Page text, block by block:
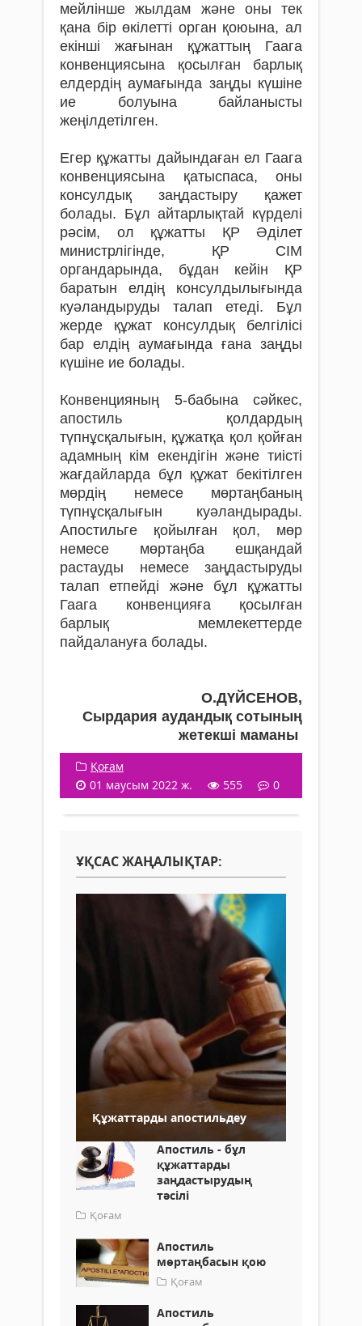
мейлінше жылдам және оны тек
қана бір өкілетті орган қоюына, ал
екінші жағынан құжаттың Гаага
конвенциясына қосылған барлық
елдердің аумағында заңды күшіне
ие болуына байланысты
жеңілдетілген.
Егер құжатты дайындаған ел Гаага
конвенциясына қатыспаса, оны
консулдық заңдастыру қажет
болады. Бұл айтарлықтай күрделі
рәсім, ол құжатты ҚР Әділет
министрлігінде, ҚР СІМ
органдарында, бұдан кейін ҚР
баратын елдің консулдылығында
куәландыруды талап етеді. Бұл
жерде құжат консулдық белгілісі
бар елдің аумағында ғана заңды
күшіне ие болады.
Конвенцияның 5-бабына сәйкес,
апостиль қолдардың
түпнұсқалығын, құжатқа қол қойған
адамның кім екендігін және тиісті
жағдайларда бұл құжат бекітілген
мөрдің немесе мөртаңбаның
түпнұсқалығын куәландырады.
Апостильге қойылған қол, мөр
немесе мөртаңба ешқандай
растауды немесе заңдастыруды
талап етпейді және бұл құжатты
Гаага конвенцияға қосылған
барлық мемлекеттерде
пайдалануға болады.
О.ДҮЙСЕНОВ,
Сырдария аудандық сотының
жетекші маманы
Қоғам
01 маусым 2022 ж.
555 0
ҰҚСАС ЖАҢАЛЫҚТАР:
Құжаттарды апостильдеу
Апостиль - бұл
құжаттарды
заңдастырудың
тәсілі
Қоғам
Апостиль
мөртаңбасын қою
Қоғам
Апостиль